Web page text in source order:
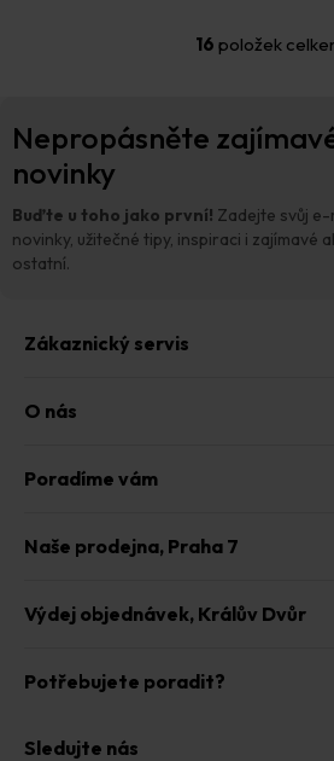
O
d
í
p
16 položek
Nepropásněte
novinky
Buďte u toho jako první! Zadejte svůj e-
novinky, užitečné tipy, inspiraci i zajímavé
ostatní.
Zákaznický servis
O nás
Poradíme vám
Naše prodejna, Praha 7
Výdej objednávek, Králův Dvůr
Potřebujete poradit?
Sledujte nás